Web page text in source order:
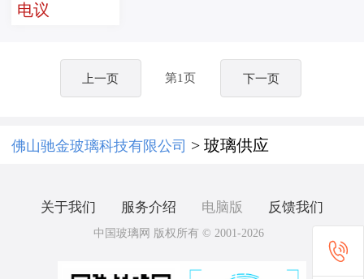
胶炫彩玻璃
电议
上一页 第1页 下一页
佛山驰金玻璃科技有限公司 > 玻璃供应
关于我们 服务介绍 电脑版 反馈我们
中国玻璃网 版权所有 © 2001-2026
